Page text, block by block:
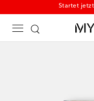
Startet